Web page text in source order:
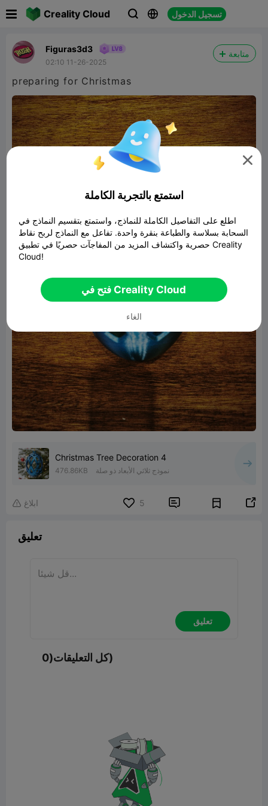
Creality Cloud   تسجيل الدخول
Figuras3d3
02:10 11-26-2025
متابعة
preparing for Christmas
Christmas Tree Decoration 4
476.86KB نموذج ثلاثي الأبعاد ذو صلة
 ابلاغ 5  
تعليق
تعليق
كل التعليقات(0)

استمتع بالتجربة الكاملة
اطلع على التفاصيل الكاملة للنماذج، واستمتع بتقسيم النماذج في
السحابة بسلاسة والطباعة بنقرة واحدة. تفاعل مع النماذج لربح نقاط
حصرية واكتشاف المزيد من المفاجآت حصريًا في تطبيق Creality
Cloud!
فتح في Creality Cloud
الغاء